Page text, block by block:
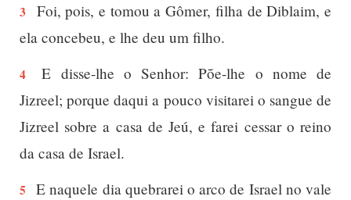
3
Foi, pois, e tomou a Gômer, filha de Diblaim, e
ela concebeu, e lhe deu um filho.
4
E disse-lhe o Senhor: Põe-lhe o nome de
Jizreel; porque daqui a pouco visitarei o sangue de
Jizreel sobre a casa de Jeú, e farei cessar o reino
da casa de Israel.
5
E naquele dia quebrarei o arco de Israel no vale